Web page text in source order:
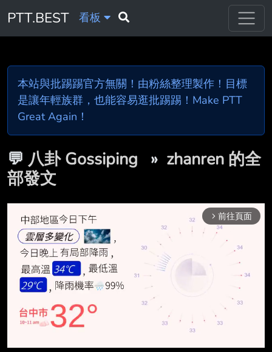
PTT.BEST 看板
本站與批踢踢官方無關！由粉絲整理製作！目標
是讓年輕族群，也能容易逛批踢踢！Make PTT
Great Again！
💬 八卦 Gossiping » zhanren 的全
部發文
arrow_forward_ios 前往頁面